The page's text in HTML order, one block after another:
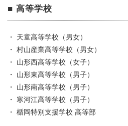
■ 高等学校
・ 天童高等学校（男女）
・ 村山産業高等学校（男女）
・ 山形西高等学校（女子）
・ 山形東高等学校（男子）
・ 山形南高等学校（男子）
・ 寒河江高等学校（男子）
・ 楯岡特別支援学校 高等部